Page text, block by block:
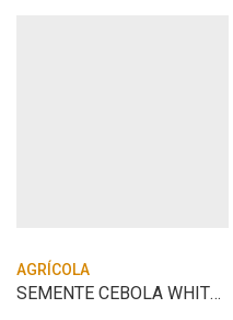
AGRÍCOLA
SEMENTE CEBOLA WHITE CREOLE ISLA